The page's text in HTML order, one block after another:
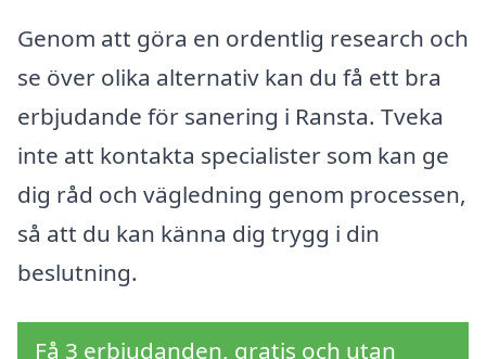
Genom att göra en ordentlig research och
se över olika alternativ kan du få ett bra
erbjudande för sanering i Ransta. Tveka
inte att kontakta specialister som kan ge
dig råd och vägledning genom processen,
så att du kan känna dig trygg i din
beslutning.
Få 3 erbjudanden, gratis och utan